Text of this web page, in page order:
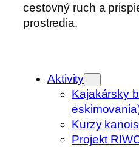
cestovný ruch a
prostredia.
Aktivity
Kajakársky
Kurzy
Projekt